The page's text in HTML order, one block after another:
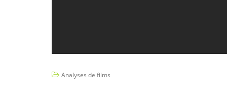
Analyses de films